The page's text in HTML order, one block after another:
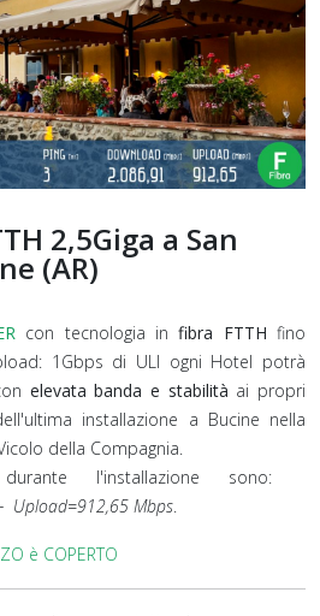
2,5Giga a San
(AR)
con tecnologia infibra FTTH fino
1Gbps di ULI ogni Hotel potrà
elevata banda e stabilità ai propri
installazione a Bucine nella
della Compagnia.
durante l'installazione sono:
Upload=912,65 Mbps.
è COPERTO